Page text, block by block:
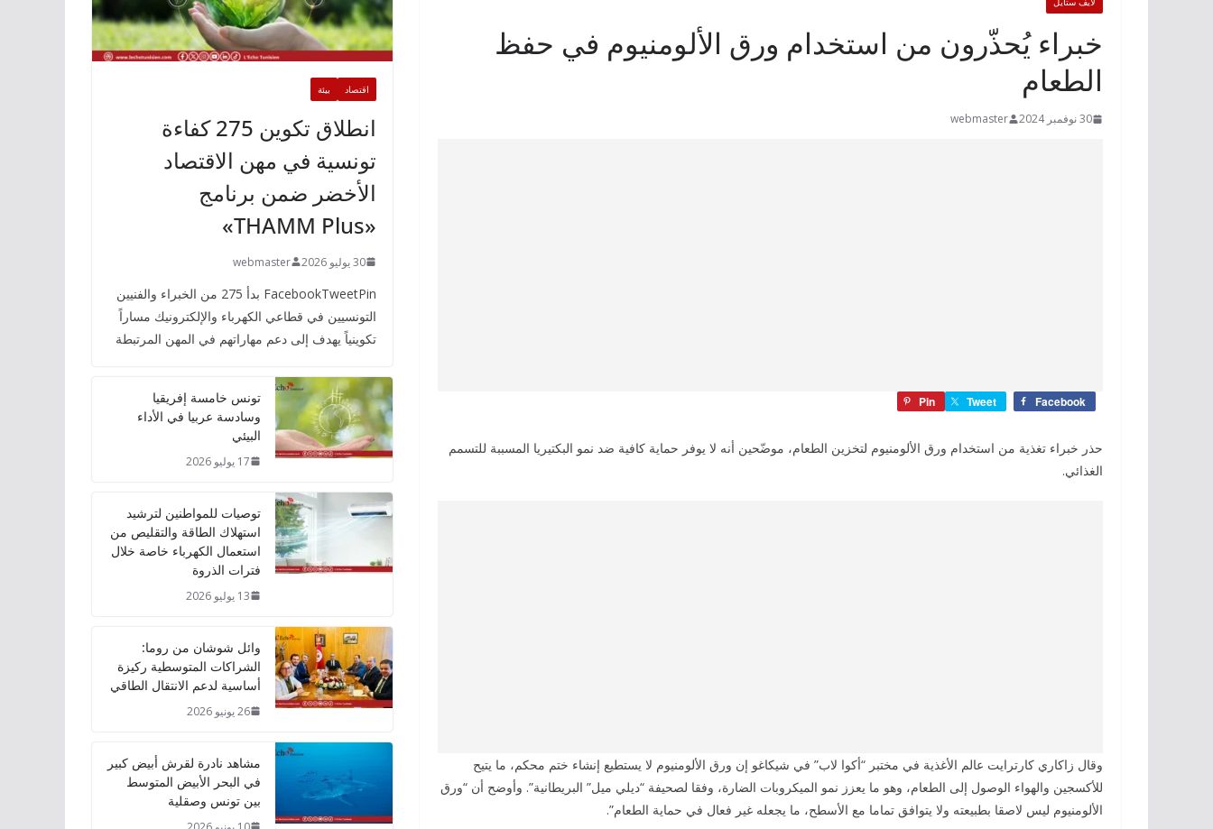
خبراء يُحذّرون من استخدام ورق الألومنيوم في حفظ
الطعام
30 نوفمبر 2024 webmaster
Facebook
Tweet
Pin
حذر خبراء تغذية من استخدام ورق الألومنيوم لتخزين الطعام، موضّحين أنه لا يوفر حماية كافية ضد نمو البكتيريا المسببة للتسمم
الغذائي.
وقال زاكاري كارترايت عالم الأغذية في مختبر “أكوا لاب” في شيكاغو إن ورق الألومنيوم لا يستطيع إنشاء ختم محكم، ما يتيح
للأكسجين والهواء الوصول إلى الطعام، وهو ما يعزز نمو الميكروبات الضارة، وفقا لصحيفة “ديلي ميل” البريطانية”. وأوضح أن “ورق
الألومنيوم ليس لاصقا بطبيعته ولا يتوافق تماما مع الأسطح، ما يجعله غير فعال في حماية الطعام”.
اقتصاد بيئة
انطلاق تكوين 275 كفاءة
تونسية في مهن الاقتصاد
الأخضر ضمن برنامج
«THAMM Plus»
30 يوليو 2026 webmaster
FacebookTweetPin بدأ 275 من الخبراء والفنيين
التونسيين في قطاعي الكهرباء والإلكترونيك مساراً
تكوينياً يهدف إلى دعم مهاراتهم في المهن المرتبطة
تونس خامسة إفريقيا
وسادسة عربيا في الأداء
البيئي
17 يوليو 2026
توصيات للمواطنين لترشيد
استهلاك الطاقة والتقليص من
استعمال الكهرباء خاصة خلال
فترات الذروة
13 يوليو 2026
وائل شوشان من روما:
الشراكات المتوسطية ركيزة
أساسية لدعم الانتقال الطاقي
26 يونيو 2026
مشاهد نادرة لقرش أبيض كبير
في البحر الأبيض المتوسط
بين تونس وصقلية